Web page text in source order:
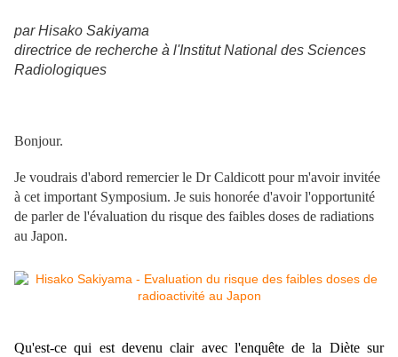
parHisako Sakiyama
directrice de recherche à l'Institut National des Sciences
Radiologiques
Bonjour.
Je voudrais d'abord remercier le Dr Caldicott pour m'avoir invitée
à cet important Symposium. Je suis honorée d'avoir l'opportunité
de parler de l'évaluation du risque des faibles doses de radiations
au Japon.
Qu'est-ce qui est devenu clair avec l'enquête de la Diète sur